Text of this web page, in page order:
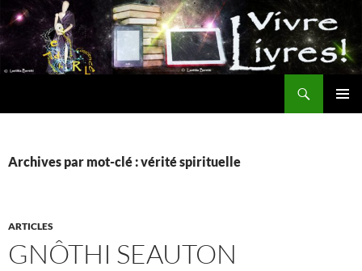
Aller
au
contenu
Archives par mot-clé : vérité spirituelle
ARTICLES
GNÔTHI SEAUTON